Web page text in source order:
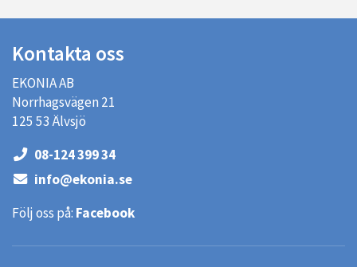
Kontakta oss
EKONIA AB
Norrhagsvägen 21
125 53 Älvsjö
08-124 399 34
info@ekonia.se
Följ oss på: Facebook